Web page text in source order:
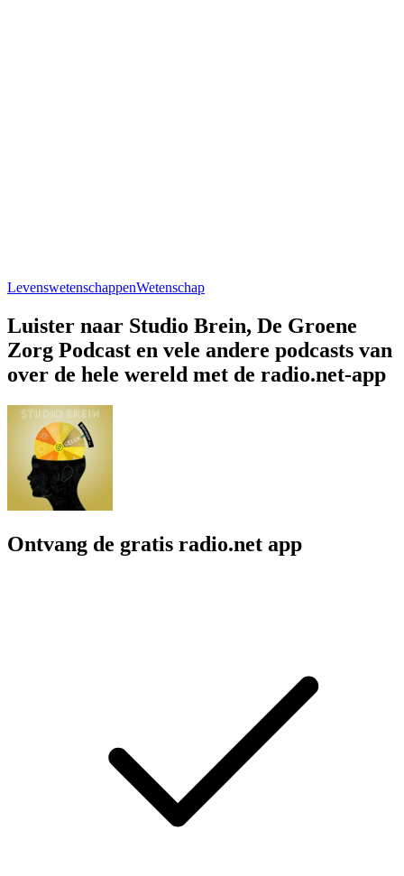
LevenswetenschappenWetenschap
Luister naar Studio Brein, De Groene
Zorg Podcast en vele andere podcasts van
over de hele wereld met de radio.net-app
Ontvang de gratis radio.net app